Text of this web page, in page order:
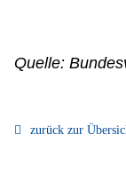
Quelle:
zurück zur